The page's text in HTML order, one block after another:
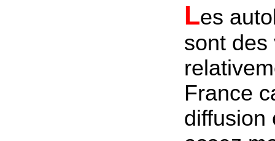
Les
sont des
France
diffusion